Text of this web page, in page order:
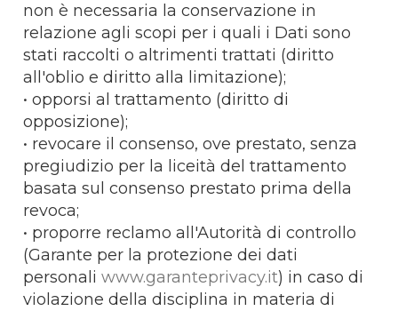
non è necessaria la conservazione in
relazione agli scopi per i quali i Dati sono
stati raccolti o altrimenti trattati (diritto
all'oblio e diritto alla limitazione);
• opporsi al trattamento (diritto di
opposizione);
• revocare il consenso, ove prestato, senza
pregiudizio per la liceità del trattamento
basata sul consenso prestato prima della
revoca;
• proporre reclamo all'Autorità di controllo
(Garante per la protezione dei dati
personaliwww.garanteprivacy.it) in caso di
violazione della disciplina in materia di